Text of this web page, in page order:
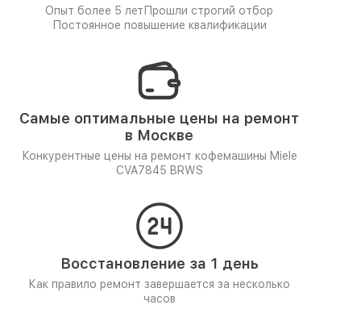
Опыт более 5 лет Прошли строгий отбор
Постоянное повышение квалификации
Самые оптимальные цены на ремонт
в Москве
Конкурентные цены на ремонт кофемашины Miele
CVA7845 BRWS
Восстановление за 1 день
Как правило ремонт завершается за несколько
часов